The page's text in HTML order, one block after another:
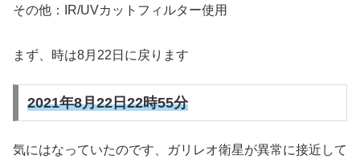
その他：IR/UVカットフィルター使用
まず、時は8月22日に戻ります
2021年8月22日22時55分
気にはなっていたのです、ガリレオ衛星が異常に接近して